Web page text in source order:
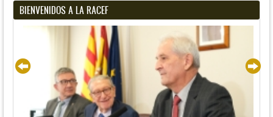
BIENVENIDOS A LA RACEF